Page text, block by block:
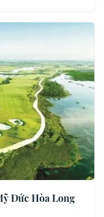
Đức Hòa Long